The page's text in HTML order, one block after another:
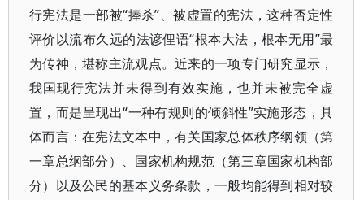
行宪法是一部被“捧杀”、被虚置的宪法，这种否定性
评价以流布久远的法谚俚语“根本大法，根本无用”最
为传神，堪称主流观点。近来的一项专门研究显示，
我国现行宪法并未得到有效实施，也并未被完全虚
置，而是呈现出“一种有规则的倾斜性”实施形态，具
体而言：在宪法文本中，有关国家总体秩序纲领（第
一章总纲部分）、国家机构规范（第三章国家机构部
分）以及公民的基本义务条款，一般均能得到相对较